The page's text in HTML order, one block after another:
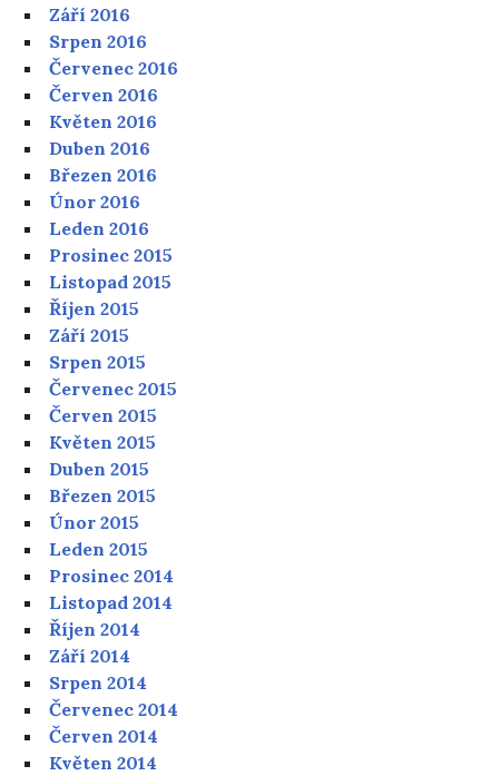
Září 2016
Srpen 2016
Červenec 2016
Červen 2016
Květen 2016
Duben 2016
Březen 2016
Únor 2016
Leden 2016
Prosinec 2015
Listopad 2015
Říjen 2015
Září 2015
Srpen 2015
Červenec 2015
Červen 2015
Květen 2015
Duben 2015
Březen 2015
Únor 2015
Leden 2015
Prosinec 2014
Listopad 2014
Říjen 2014
Září 2014
Srpen 2014
Červenec 2014
Červen 2014
Květen 2014